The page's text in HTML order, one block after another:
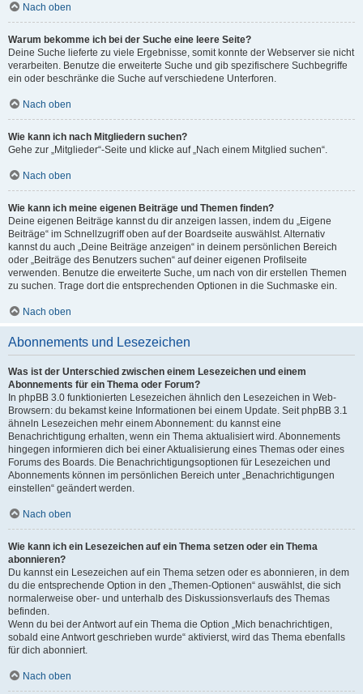
Nach oben
Warum bekomme ich bei der Suche eine leere Seite?
Deine Suche lieferte zu viele Ergebnisse, somit konnte der Webserver sie nicht
verarbeiten. Benutze die erweiterte Suche und gib spezifischere Suchbegriffe
ein oder beschränke die Suche auf verschiedene Unterforen.
Nach oben
Wie kann ich nach Mitgliedern suchen?
Gehe zur „Mitglieder“-Seite und klicke auf „Nach einem Mitglied suchen“.
Nach oben
Wie kann ich meine eigenen Beiträge und Themen finden?
Deine eigenen Beiträge kannst du dir anzeigen lassen, indem du „Eigene
Beiträge“ im Schnellzugriff oben auf der Boardseite auswählst. Alternativ
kannst du auch „Deine Beiträge anzeigen“ in deinem persönlichen Bereich
oder „Beiträge des Benutzers suchen“ auf deiner eigenen Profilseite
verwenden. Benutze die erweiterte Suche, um nach von dir erstellen Themen
zu suchen. Trage dort die entsprechenden Optionen in die Suchmaske ein.
Nach oben
Abonnements und Lesezeichen
Was ist der Unterschied zwischen einem Lesezeichen und einem
Abonnements für ein Thema oder Forum?
In phpBB 3.0 funktionierten Lesezeichen ähnlich den Lesezeichen in Web-
Browsern: du bekamst keine Informationen bei einem Update. Seit phpBB 3.1
ähneln Lesezeichen mehr einem Abonnement: du kannst eine
Benachrichtigung erhalten, wenn ein Thema aktualisiert wird. Abonnements
hingegen informieren dich bei einer Aktualisierung eines Themas oder eines
Forums des Boards. Die Benachrichtigungsoptionen für Lesezeichen und
Abonnements können im persönlichen Bereich unter „Benachrichtigungen
einstellen“ geändert werden.
Nach oben
Wie kann ich ein Lesezeichen auf ein Thema setzen oder ein Thema
abonnieren?
Du kannst ein Lesezeichen auf ein Thema setzen oder es abonnieren, in dem
du die entsprechende Option in den „Themen-Optionen“ auswählst, die sich
normalerweise ober- und unterhalb des Diskussionsverlaufs des Themas
befinden.
Wenn du bei der Antwort auf ein Thema die Option „Mich benachrichtigen,
sobald eine Antwort geschrieben wurde“ aktivierst, wird das Thema ebenfalls
für dich abonniert.
Nach oben